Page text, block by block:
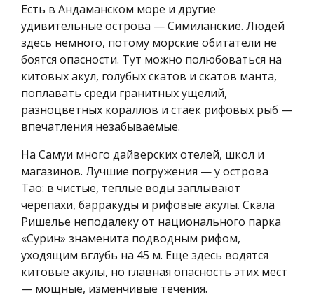
Есть в Андаманском море и другие
удивительные острова — Симиланские. Людей
здесь немного, потому морские обитатели не
боятся опасности. Тут можно полюбоваться на
китовых акул, голубых скатов и скатов манта,
поплавать среди гранитных ущелий,
разноцветных кораллов и стаек рифовых рыб —
впечатления незабываемые.
На Самуи много дайверских отелей, школ и
магазинов. Лучшие погружения — у острова
Тао: в чистые, теплые воды заплывают
черепахи, барракуды и рифовые акулы. Скала
Ришелье неподалеку от национального парка
«Сурин» знаменита подводным рифом,
уходящим вглубь на 45 м. Еще здесь водятся
китовые акулы, но главная опасность этих мест
— мощные, изменчивые течения.